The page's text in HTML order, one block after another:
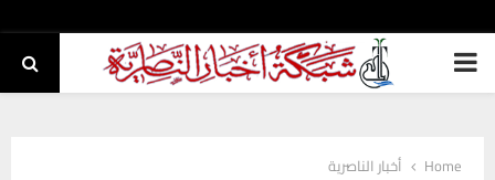
PRIMARY
Home
أخبار الناصرية